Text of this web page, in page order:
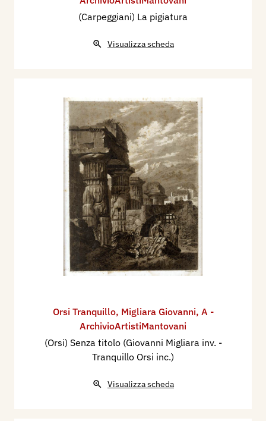
(Carpeggiani) La pigiatura
Visualizza scheda
Orsi Tranquillo, Migliara Giovanni, A -
ArchivioArtistiMantovani
(Orsi) Senza titolo (Giovanni Migliara inv. -
Tranquillo Orsi inc.)
Visualizza scheda